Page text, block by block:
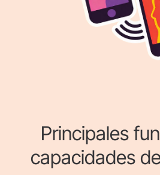
Principales
capacidades